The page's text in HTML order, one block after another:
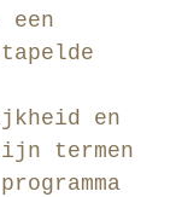
een
en
termen